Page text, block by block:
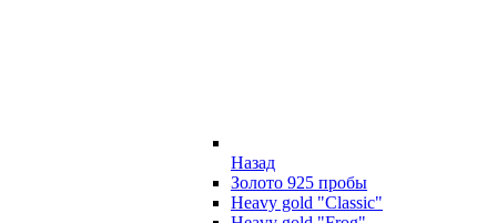
Назад
Золото 925 пробы
Heavy gold "Classic"